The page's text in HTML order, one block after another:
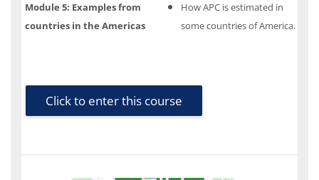
Module 5: Examples from
countries in the Americas
How APC is estimated in
some countries of America.
Click to enter this course